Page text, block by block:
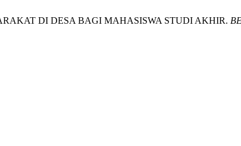
DI DESA BAGI MAHASISWA STUDI AKHIR.